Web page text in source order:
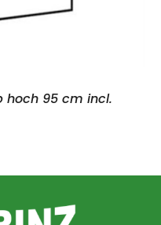
hoch 95 cm incl.